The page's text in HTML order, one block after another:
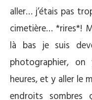
aller… j’étais pas
cimetière… *rires*!
là bas je suis
photographier,
heures, et y aller le
endroits